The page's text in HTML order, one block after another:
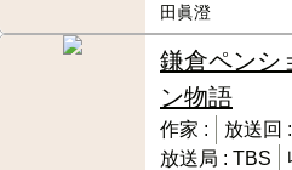
田眞澄
鎌倉ペンシ
ン物語
作家 :
放送回
放送局 : TBS